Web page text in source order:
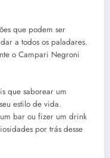
que podem ser
a todos os paladares.
o Campari Negroni
que saborear um
estilo de vida.
bar ou fizer um drink
por trás desse